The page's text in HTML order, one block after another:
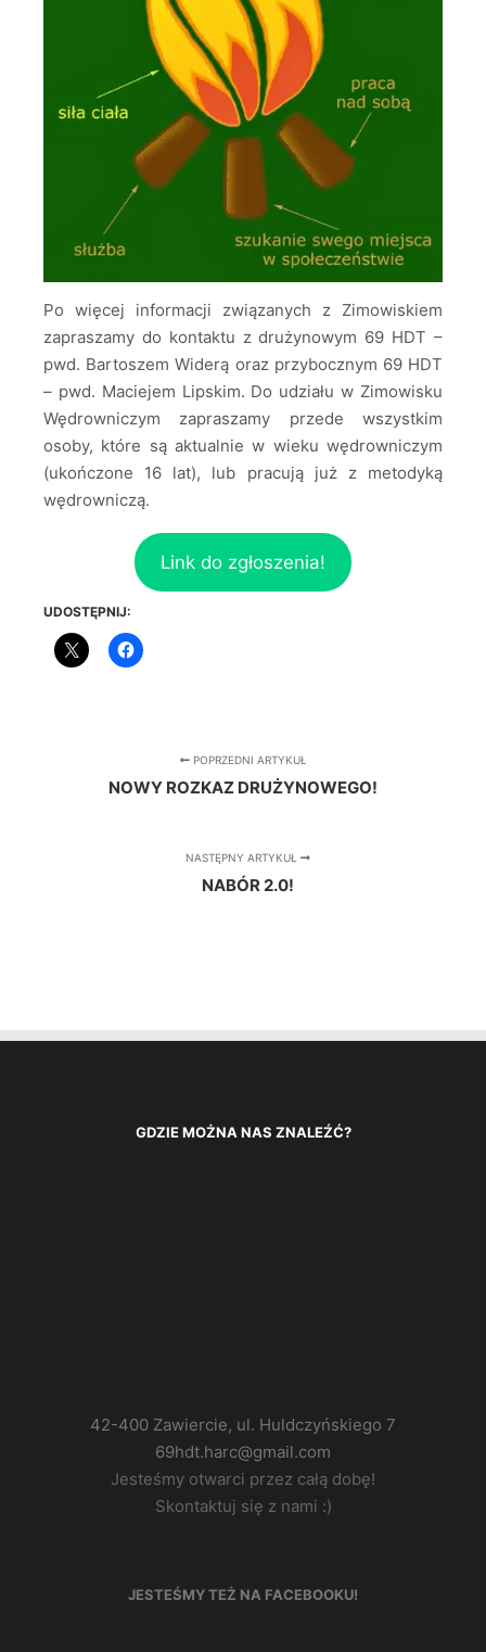
Po więcej informacji związanych z Zimowiskiem
zapraszamy do kontaktu z drużynowym 69 HDT –
pwd. Bartoszem Widerą oraz przybocznym 69 HDT
– pwd. Maciejem Lipskim. Do udziału w Zimowisku
Wędrowniczym zapraszamy przede wszystkim
osoby, które są aktualnie w wieku wędrowniczym
(ukończone 16 lat), lub pracują już z metodyką
wędrowniczą.
Link do zgłoszenia!
UDOSTĘPNIJ:
POPRZEDNI ARTYKUŁ
NOWY ROZKAZ DRUŻYNOWEGO!
NASTĘPNY ARTYKUŁ
NABÓR 2.0!
GDZIE MOŻNA NAS ZNALEŹĆ?
42-400 Zawiercie, ul. Huldczyńskiego 7
69hdt.harc@gmail.com
Jesteśmy otwarci przez całą dobę!
Skontaktuj się z nami :)
JESTEŚMY TEŻ NA FACEBOOKU!